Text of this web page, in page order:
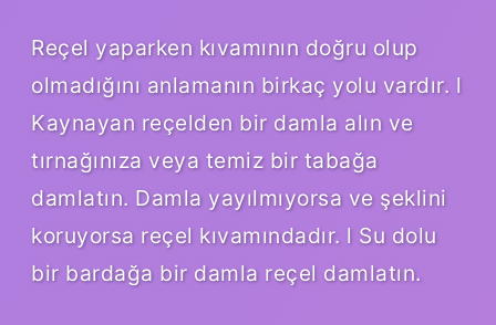
Reçel yaparken kıvamının doğru olup
olmadığını anlamanın birkaç yolu vardır. l
Kaynayan reçelden bir damla alın ve
tırnağınıza veya temiz bir tabağa
damlatın. Damla yayılmıyorsa ve şeklini
koruyorsa reçel kıvamındadır. l Su dolu
bir bardağa bir damla reçel damlatın.